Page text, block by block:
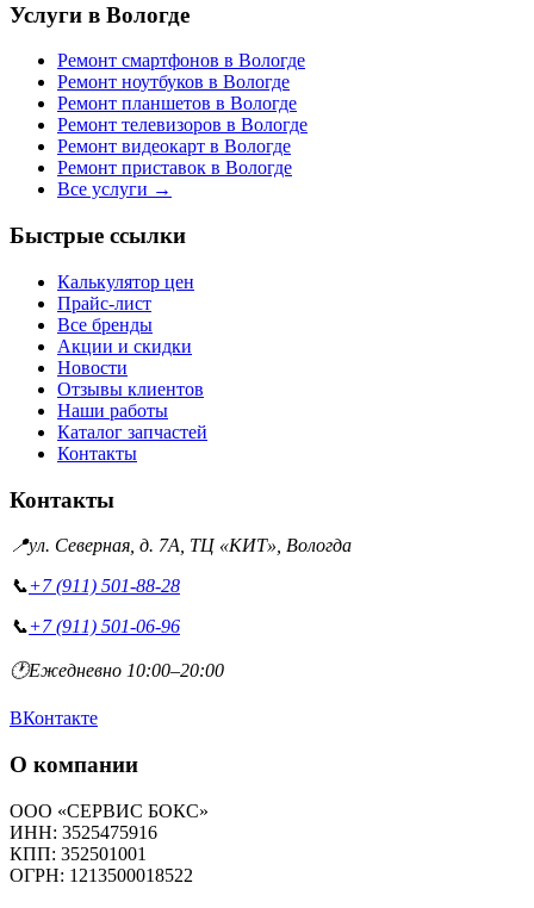
Услуги в Вологде
Ремонт смартфонов в Вологде
Ремонт ноутбуков в Вологде
Ремонт планшетов в Вологде
Ремонт телевизоров в Вологде
Ремонт видеокарт в Вологде
Ремонт приставок в Вологде
Все услуги →
Быстрые ссылки
Калькулятор цен
Прайс-лист
Все бренды
Акции и скидки
Новости
Отзывы клиентов
Наши работы
Каталог запчастей
Контакты
Контакты
📍ул. Северная, д. 7А, ТЦ «КИТ», Вологда
📞+7 (911) 501-88-28
📞+7 (911) 501-06-96
🕐Ежедневно 10:00–20:00
ВКонтакте
О компании
ООО «СЕРВИС БОКС»
ИНН: 3525475916
КПП: 352501001
ОГРН: 1213500018522